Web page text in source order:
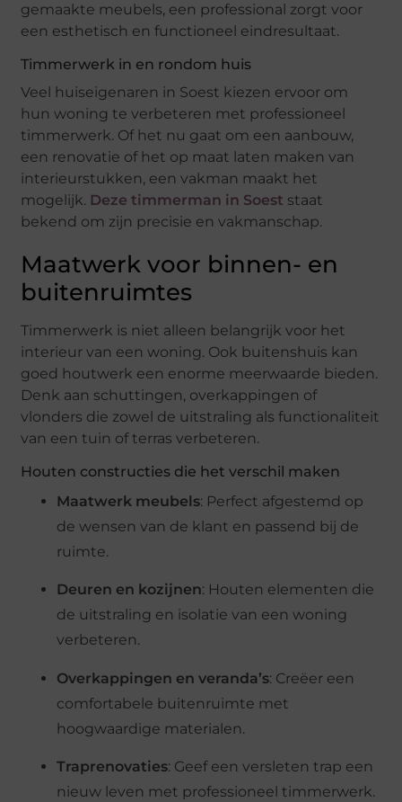
gemaakte meubels, een professional zorgt voor
een esthetisch en functioneel eindresultaat.
Timmerwerk in en rondom huis
Veel huiseigenaren in Soest kiezen ervoor om
hun woning te verbeteren met professioneel
timmerwerk. Of het nu gaat om een aanbouw,
een renovatie of het op maat laten maken van
interieurstukken, een vakman maakt het
mogelijk. Deze timmerman in Soest staat
bekend om zijn precisie en vakmanschap.
Maatwerk voor binnen- en
buitenruimtes
Timmerwerk is niet alleen belangrijk voor het
interieur van een woning. Ook buitenshuis kan
goed houtwerk een enorme meerwaarde bieden.
Denk aan schuttingen, overkappingen of
vlonders die zowel de uitstraling als functionaliteit
van een tuin of terras verbeteren.
Houten constructies die het verschil maken
Maatwerk meubels: Perfect afgestemd op
de wensen van de klant en passend bij de
ruimte.
Deuren en kozijnen: Houten elementen die
de uitstraling en isolatie van een woning
verbeteren.
Overkappingen en veranda’s: Creëer een
comfortabele buitenruimte met
hoogwaardige materialen.
Traprenovaties: Geef een versleten trap een
nieuw leven met professioneel timmerwerk.